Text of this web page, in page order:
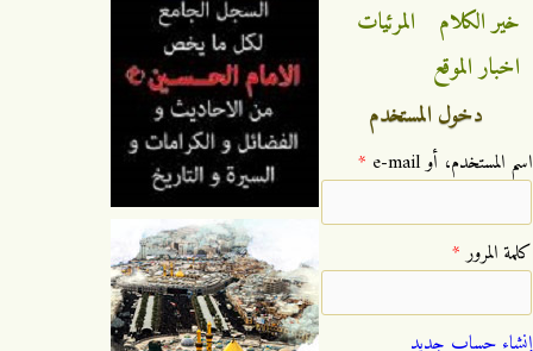
خير الكلام
المرئيات
اخبار الموقع
دخول المستخدم
‏اسم المستخدم، أو e-mail ‏ *
‏كلمة المرور ‏*
إنشاء حساب جديد